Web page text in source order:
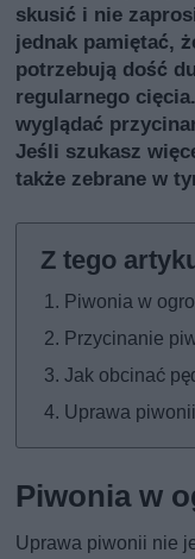
skusić i nie
jednak pamiętać,
potrzebują dość
regularnego
wyglądać
Jeśli szukasz
także zebrane w
Piwonia w
Przycinanie
Jak obcinać
Uprawa
Piwonia w
Uprawa piwonii nie